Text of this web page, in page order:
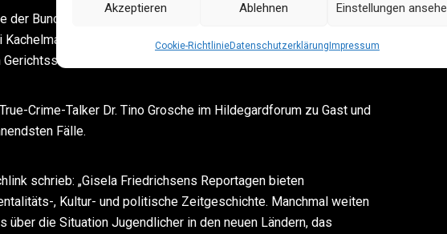
Akzeptieren Ablehnen Einstellungen
Cookie-RichtlinieDatenschutzerklärungImpressum
Bundesrepublik beobachtet sie. Sie war bei den NSU-
Wulff, dem Kannibalen von Rotenburg und den
Crime-Talker Dr. Tino Grosche im Hildegardforum zu Gast und
Fälle.
schrieb: „Gisela Friedrichsens Reportagen bieten
, Kultur- und politische Zeitgeschichte. Manchmal weiten
über die Situation Jugendlicher in den neuen Ländern, das